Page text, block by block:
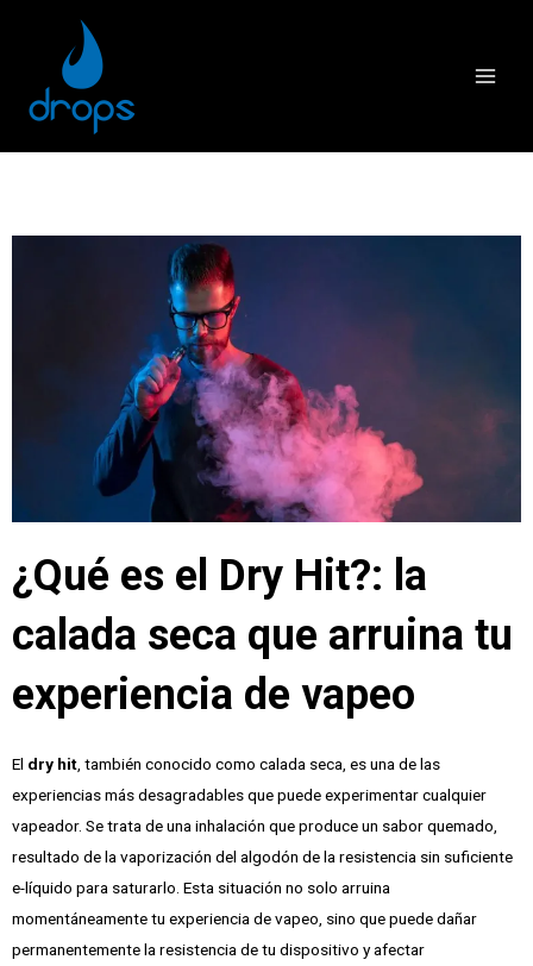
¿Qué es el Dry Hit?: la
calada seca que arruina tu
experiencia de vapeo
El dry hit , también conocido como calada seca, es una de las
experiencias más desagradables que puede experimentar cualquier
vapeador. Se trata de una inhalación que produce un sabor quemado,
resultado de la vaporización del algodón de la resistencia sin suficiente
e-líquido para saturarlo. Esta situación no solo arruina
momentáneamente tu experiencia de vapeo, sino que puede dañar
permanentemente la resistencia de tu dispositivo y afectar